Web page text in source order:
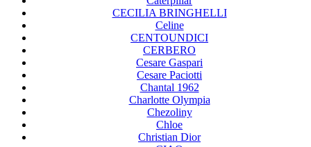
CECILIA BRINGHELLI
Celine
CENTOUNDICI
CERBERO
Cesare Gaspari
Cesare Paciotti
Chantal 1962
Charlotte Olympia
Chezoliny
Chloe
Christian Dior